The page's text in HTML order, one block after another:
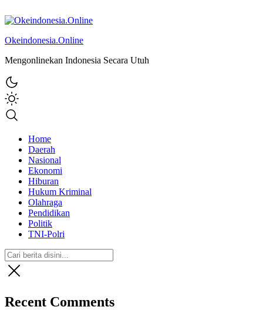
Okeindonesia.Online
Mengonlinekan Indonesia Secara Utuh
Home
Daerah
Nasional
Ekonomi
Hiburan
Hukum Kriminal
Olahraga
Pendidikan
Politik
TNI-Polri
Recent Comments